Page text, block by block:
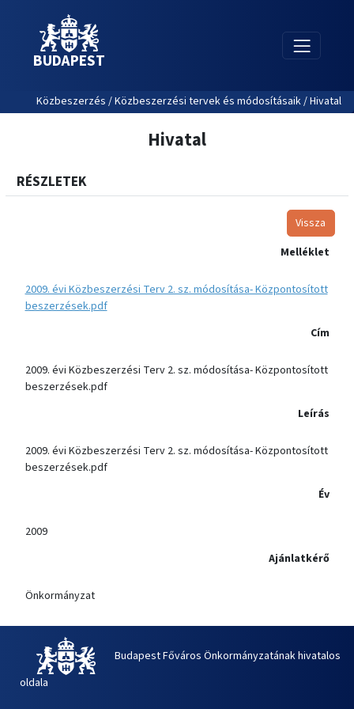
BUDAPEST
Közbeszerzés / Közbeszerzési tervek és módosításaik / Hivatal
Hivatal
RÉSZLETEK
Vissza
Melléklet
2009. évi Közbeszerzési Terv 2. sz. módosítása- Központosított
beszerzések.pdf
Cím
2009. évi Közbeszerzési Terv 2. sz. módosítása- Központosított
beszerzések.pdf
Leírás
2009. évi Közbeszerzési Terv 2. sz. módosítása- Központosított
beszerzések.pdf
Év
2009
Ajánlatkérő
Önkormányzat
Budapest Főváros Önkormányzatának hivatalos
oldala